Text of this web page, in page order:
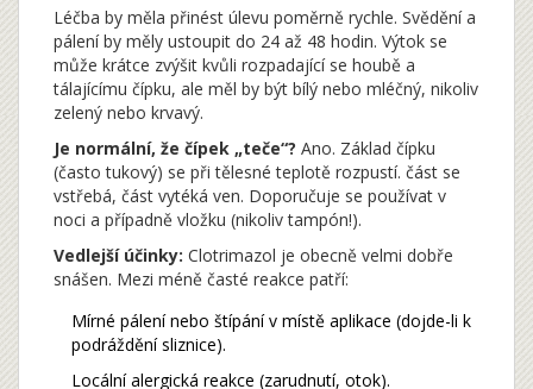
Léčba by měla přinést úlevu poměrně rychle. Svědění a
pálení by měly ustoupit do 24 až 48 hodin. Výtok se
může krátce zvýšit kvůli rozpadající se houbě a
tálajícímu čípku, ale měl by být bílý nebo mléčný, nikoliv
zelený nebo krvavý.
Je normální, že čípek „teče“? Ano. Základ čípku
(často tukový) se při tělesné teplotě rozpustí. část se
vstřebá, část vytéká ven. Doporučuje se používat v
noci a případně vložku (nikoliv tampón!).
Vedlejší účinky: Clotrimazol je obecně velmi dobře
snášen. Mezi méně časté reakce patří:
Mírné pálení nebo štípání v místě aplikace (dojde-li k
podráždění sliznice).
Locální alergická reakce (zarudnutí, otok).